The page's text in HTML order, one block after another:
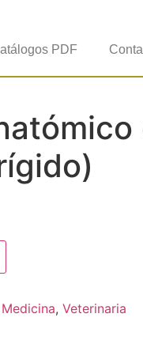
PDF
Medicina, Veterinaria